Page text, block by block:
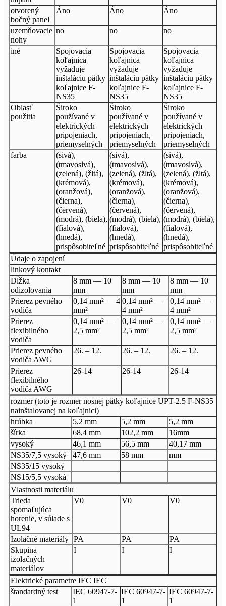
otvorený
bočný panel
Áno Áno Áno
uzemňovacie
nohy
no no no
iné
Spojovacia
koľajnica
vyžaduje
inštaláciu pätky
koľajnice F-
NS35
Spojovacia
koľajnica
vyžaduje
inštaláciu pätky
koľajnice F-
NS35
Spojovacia
koľajnica
vyžaduje
inštaláciu pätky
koľajnice F-
NS35
Oblasť
použitia
Široko
používané v
elektrických
pripojeniach,
priemyselných
Široko
používané v
elektrických
pripojeniach,
priemyselných
Široko
používané v
elektrických
pripojeniach,
priemyselných
farba
(sivá),
(tmavosivá),
(zelená), (žltá),
(krémová),
(oranžová),
(čierna),
(červená),
(modrá), (biela),
(fialová),
(hnedá),
prispôsobiteľné
(sivá),
(tmavosivá),
(zelená), (žltá),
(krémová),
(oranžová),
(čierna),
(červená),
(modrá), (biela),
(fialová),
(hnedá),
prispôsobiteľné
(sivá),
(tmavosivá),
(zelená), (žltá),
(krémová),
(oranžová),
(čierna),
(červená),
(modrá), (biela),
(fialová),
(hnedá),
prispôsobiteľné
Údaje o zapojení
linkový kontakt
Dĺžka
odizolovania
8 mm — 10
mm
8 mm — 10
mm
8 mm — 10
mm
Prierez pevného
vodiča
0,14 mm² — 4
mm²
0,14 mm² —
4 mm²
0,14 mm² —
4 mm²
Prierez
flexibilného
vodiča
0,14 mm² —
2,5 mm²
0,14 mm² —
2,5 mm²
0,14 mm² —
2,5 mm²
Prierez pevného
vodiča AWG
26. – 12. 26. – 12. 26. – 12.
Prierez
flexibilného
vodiča AWG
26-14 26-14 26-14
rozmer (toto je rozmer nosnej pätky koľajnice UPT-2.5 F-NS35
nainštalovanej na koľajnici)
hrúbka
5,2 mm 5,2 mm
5,2 mm
šírka
68,4 mm 102,2 mm
16mm
vysoký
46,1 mm 56,5 mm
40,17 mm
NS35/7,5 vysoký
47,6 mm 58 mm
mm
NS35/15 vysoký
NS15/5,5 vysoká
Vlastnosti materiálu
Trieda
spomaľujúca
horenie, v súlade s
UL94
V0 V0 V0
Izolačné materiály PA PA
PA
Skupina
izolačných
materiálov
I I I
Elektrické parametre IEC IEC
štandardný test
IEC 60947-7-
1
IEC 60947-7-
1
IEC 60947-7-
1